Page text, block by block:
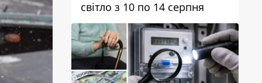
світло з 10 по 14 серпня